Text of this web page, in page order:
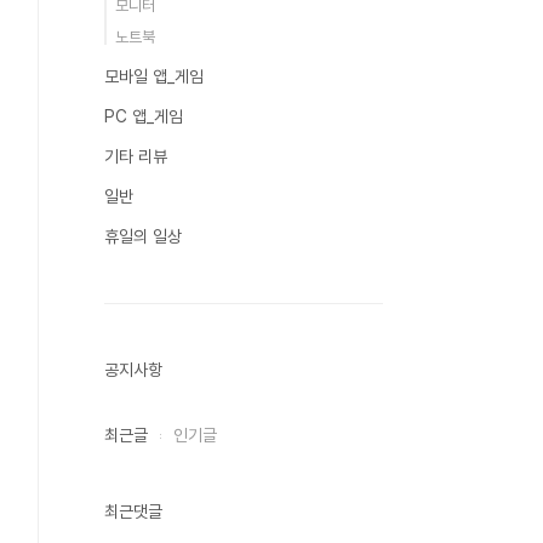
모니터
노트북
모바일 앱_게임
PC 앱_게임
기타 리뷰
일반
휴일의 일상
공지사항
최근글 인기글
최근댓글